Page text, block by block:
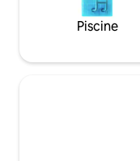
Piscine